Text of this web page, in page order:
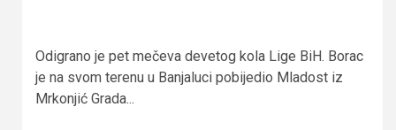
Odigrano je pet mečeva devetog kola Lige BiH. Borac
je na svom terenu u Banjaluci pobijedio Mladost iz
Mrkonjić Grada...